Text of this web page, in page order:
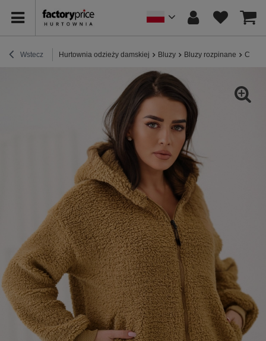
Wstecz Hurtownia odzieży damskiej Bluzy Bluzy rozpinane